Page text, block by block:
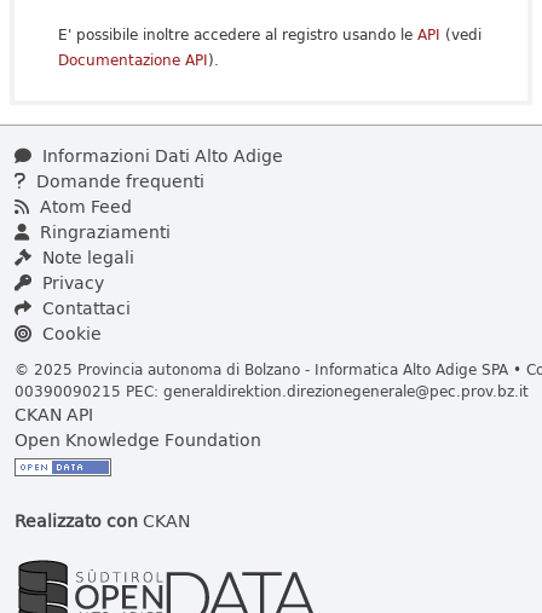
E' possibile inoltre accedere al registro usando le API (vedi
Documentazione API).
Informazioni Dati Alto Adige
Domande frequenti
Atom Feed
Ringraziamenti
Note legali
Privacy
Contattaci
Cookie
© 2025 Provincia autonoma di Bolzano - Informatica Alto Adige SPA •
00390090215 PEC: generaldirektion.direzionegenerale@pec.prov.bz.it
CKAN API
Open Knowledge Foundation
Realizzato conCKAN